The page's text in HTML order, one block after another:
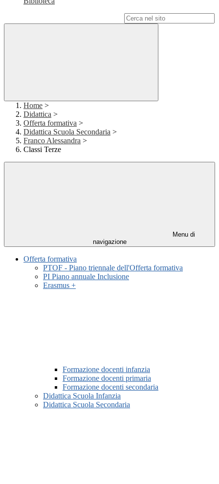
Home >
Didattica >
Offerta formativa >
Didattica Scuola Secondaria >
Franco Alessandra >
Classi Terze
Menu di
navigazione
Offerta formativa
PTOF - Piano triennale dell'Offerta formativa
PI Piano annuale Inclusione
Erasmus +
Formazione docenti infanzia
Formazione docenti primaria
Formazione docenti secondaria
Didattica Scuola Infanzia
Didattica Scuola Secondaria